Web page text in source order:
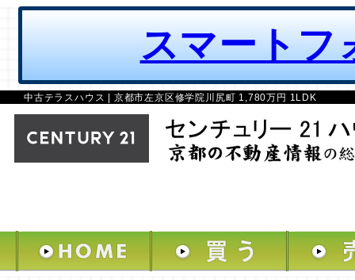
スマートフ
中古テラスハウス | 京都市左京区修学院川尻町 1,780万円 1LDK